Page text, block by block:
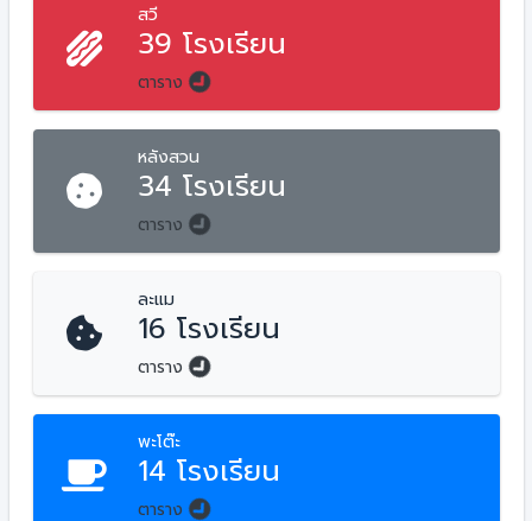
สวี
39 โรงเรียน
ตาราง
หลังสวน
34 โรงเรียน
ตาราง
ละแม
16 โรงเรียน
ตาราง
พะโต๊ะ
14 โรงเรียน
ตาราง